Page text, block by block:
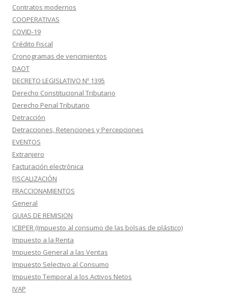
Contratos modernos
COOPERATIVAS
COVID-19
Crédito Fiscal
Cronogramas de vencimientos
DAOT
DECRETO LEGISLATIVO Nº 1395
Derecho Constitucional Tributario
Derecho Penal Tributario
Detracción
Detracciones, Retenciones y Percepciones
EVENTOS
Extranjero
Facturación electrónica
FISCALIZACIÓN
FRACCIONAMIENTOS
General
GUIAS DE REMISION
ICBPER (Impuesto al consumo de las bolsas de plástico)
Impuesto a la Renta
Impuesto General a las Ventas
Impuesto Selectivo al Consumo
Impuesto Temporal a los Activos Netos
IVAP